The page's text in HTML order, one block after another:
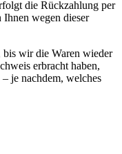
die Rückzahlung per
wegen dieser
wir die Waren wieder
erbracht haben,
je nachdem, welches